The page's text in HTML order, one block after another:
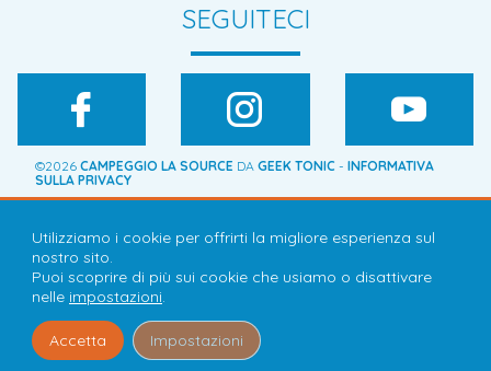
SEGUITECI
©2026 CAMPEGGIO LA SOURCE DA GEEK TONIC - INFORMATIVA
SULLA PRIVACY
Utilizziamo i cookie per offrirti la migliore esperienza sul
nostro sito.
Puoi scoprire di più sui cookie che usiamo o disattivare
nelle impostazioni.
Accetta Impostazioni